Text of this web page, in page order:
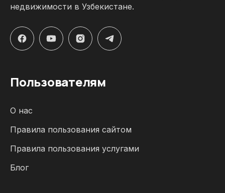
недвижимости в Узбекистане.
Пользователям
О нас
Правила пользования сайтом
Правила пользования услугами
Блог